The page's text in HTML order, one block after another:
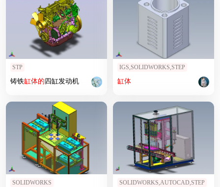
STP
铸铁缸体的四缸发动机
IGS,SOLIDWORKS,STEP
缸体
SOLIDWORKS SOLIDWORKS,AUTOCAD,STEP